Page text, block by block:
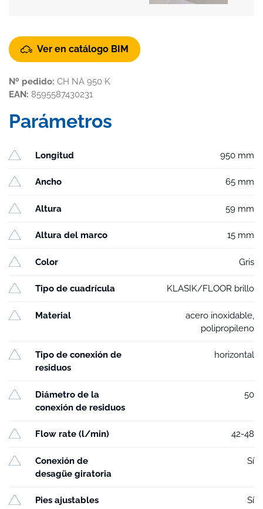
Ver en catálogo BIM
Nº pedido: CH NA 950 K
EAN: 8595587430231
Parámetros
Longitud 950 mm
Ancho 65 mm
Altura 59 mm
Altura del marco 15 mm
Color Gris
Tipo de cuadrícula KLASIK/FLOOR brillo
Material
acero inoxidable,
polipropileno
Tipo de conexión de
residuos
horizontal
Diámetro de la
conexión de residuos
50
Flow rate (l/min) 42-48
Conexión de
desagüe giratoria
Sí
Pies ajustables Sí